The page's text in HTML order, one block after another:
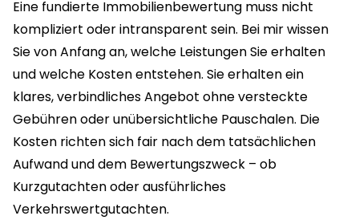
Eine fundierte Immobilienbewertung muss nicht
kompliziert oder intransparent sein. Bei mir wissen
Sie von Anfang an, welche Leistungen Sie erhalten
und welche Kosten entstehen. Sie erhalten ein
klares, verbindliches Angebot ohne versteckte
Gebühren oder unübersichtliche Pauschalen. Die
Kosten richten sich fair nach dem tatsächlichen
Aufwand und dem Bewertungszweck – ob
Kurzgutachten oder ausführliches
Verkehrswertgutachten.